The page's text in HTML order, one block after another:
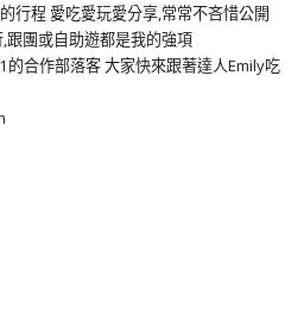
行程 愛吃愛玩愛分享,常常不吝惜公開
跟團或自助遊都是我的強項
合作部落客 大家快來跟著達人Emily吃